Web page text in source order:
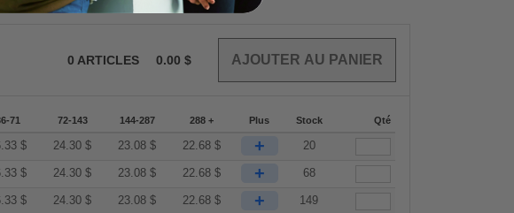
0 ARTICLES 0.00 $
71 72-143 144-287 288 + Plus Stock Qté
$ 24.30$ 23.08$ 22.68$ + 20
$ 24.30$ 23.08$ 22.68$ + 68
$ 24.30$ 23.08$ 22.68$ + 149